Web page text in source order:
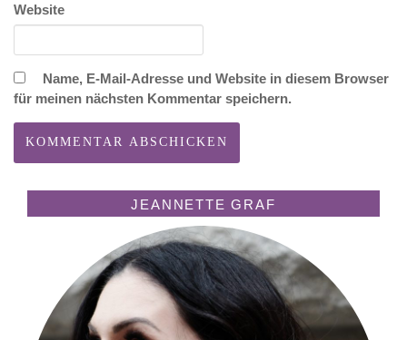
Website
Name, E-Mail-Adresse und Website in diesem Browser
für meinen nächsten Kommentar speichern.
JEANNETTE GRAF